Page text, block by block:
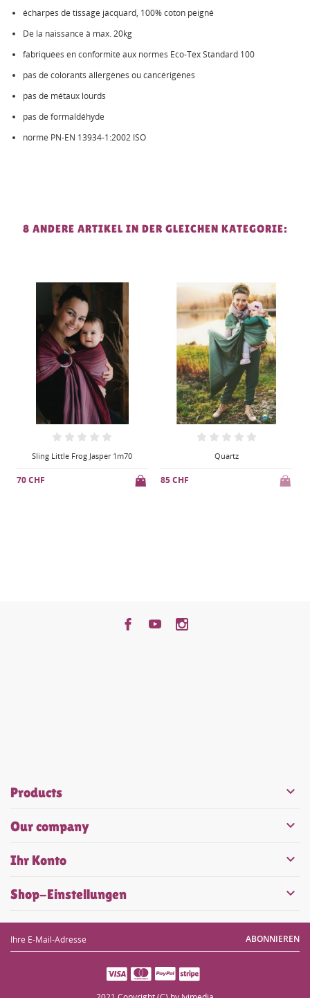
écharpes de tissage jacquard, 100% coton peigné
De la naissance à max. 20kg
fabriquées en conformité aux normes Eco-Tex Standard 100
pas de colorants allergènes ou cancérigènes
pas de métaux lourds
pas de formaldéhyde
norme PN-EN 13934-1:2002 ISO
8 ANDERE ARTIKEL IN DER GLEICHEN KATEGORIE:
Quartz
85 CHF
Sling Little Frog Aquamarine
70 CHF
Products 
Our company 
Ihr Konto 
Shop-Einstellungen 
ABONNIEREN